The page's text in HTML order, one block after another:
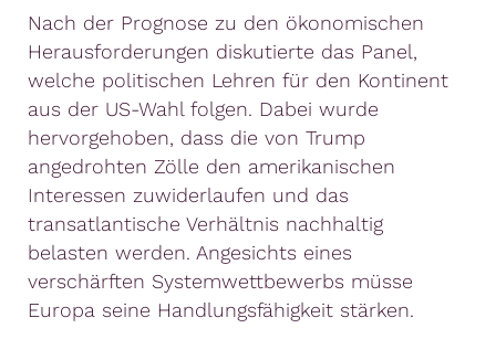
Nach der Prognose zu den ökonomischen
Herausforderungen diskutierte das Panel,
welche politischen Lehren für den Kontinent
aus der US-Wahl folgen. Dabei wurde
hervorgehoben, dass die von Trump
angedrohten Zölle den amerikanischen
Interessen zuwiderlaufen und das
transatlantische Verhältnis nachhaltig
belasten werden. Angesichts eines
verschärften Systemwettbewerbs müsse
Europa seine Handlungsfähigkeit stärken.